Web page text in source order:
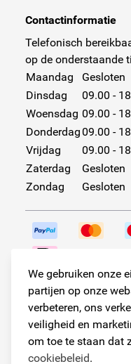
We gebruiken onze
partijen op onze
verbeteren, ons
veiligheid en
om toe te staan dat
cookiebeleid.
Contactinformatie
Telefonisch
op de onderstaande
Maandag
Gesloten
Dinsdag
09.00 -
Woensdag 09.00 -
Donderdag 09.00 -
Vrijdag
09.00 -
Zaterdag
Gesloten
Zondag
Gesloten
Armster